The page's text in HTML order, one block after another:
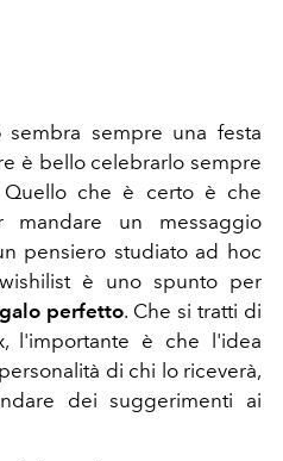
sembra sempre una festa
è bello celebrarlo sempre
che è certo è che
mandare un messaggio
pensiero studiato ad hoc
è uno spunto per
perfetto. Che si tratti di
l'importante è che l'idea
di chi lo riceverà,
dei suggerimenti ai